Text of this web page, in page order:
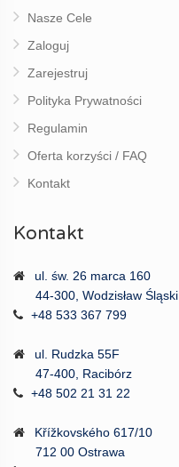
Nasze Cele
Zaloguj
Zarejestruj
Polityka Prywatności
Regulamin
Oferta korzyści / FAQ
Kontakt
Kontakt
ul. św. 26 marca 160
44-300, Wodzisław Śląski
+48 533 367 799
ul. Rudzka 55F
47-400, Racibórz
+48 502 21 31 22
Křížkovského 617/10
712 00 Ostrawa